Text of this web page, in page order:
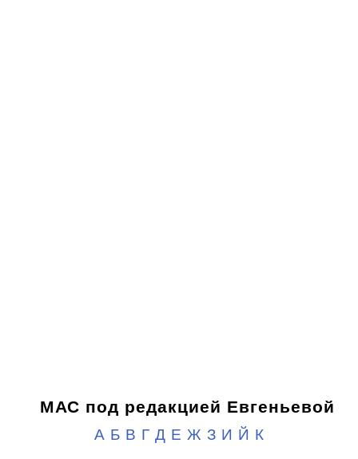
МАС под редакцией Евгеньевой
А Б В Г Д Е Ж З И Й К